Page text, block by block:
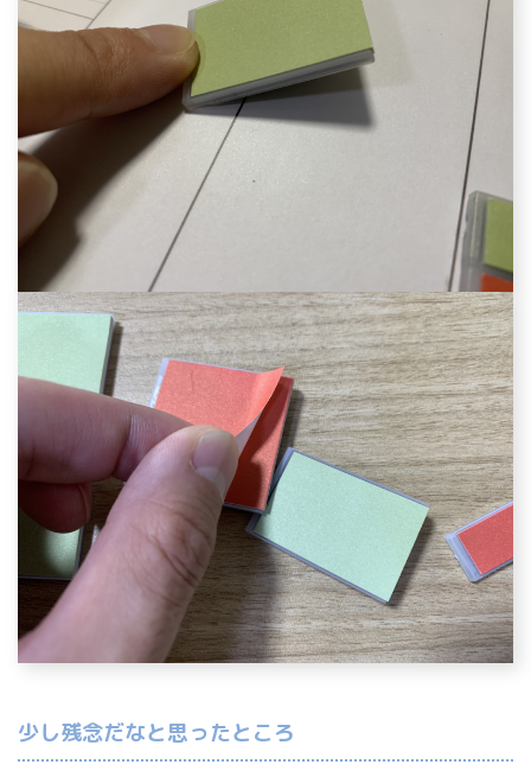
少し残念だなと思ったところ